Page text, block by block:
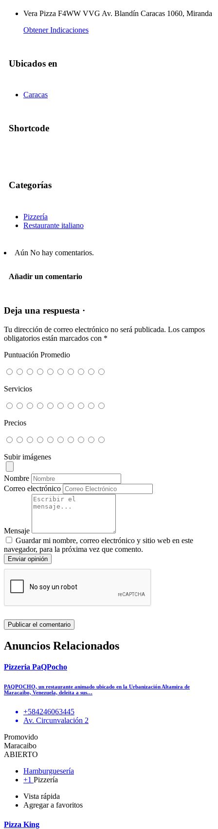
Vera Pizza F4WW VVG Av. Blandín Caracas 1060, Miranda
Obtener Indicaciones
Ubicados en
Caracas
Shortcode
Categorías
Pizzería
Restaurante italiano
Aún No hay comentarios.
Añadir un comentario
Deja una respuesta ·
Tu dirección de correo electrónico no será publicada. Los campos
obligatorios están marcados con *
Puntuación Promedio
Servicios
Precios
Subir imágenes
Nombre
Correo electrónico
Mensaje
Guardar mi nombre, correo electrónico y sitio web en este
navegador, para la próxima vez que comento.
Enviar opinión
Anuncios Relacionados
Pizzeria PaQPocho
PAQPOCHO, un restaurante animado ubicado en la Urbanización Altamira de
Maracaibo, Venezuela, deleita a sus…
+584246063445
Av. Circunvalación 2
Promovido
Maracaibo
ABIERTO
Hamburguesería
+1 Pizzería
Vista rápida
Agregar a favoritos
Pizza King